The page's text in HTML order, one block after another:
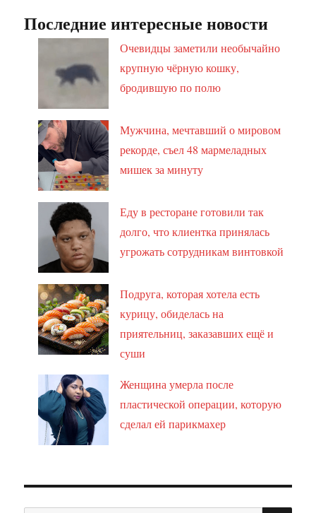
Последние интересные новости
Очевидцы заметили необычайно
крупную чёрную кошку,
бродившую по полю
Мужчина, мечтавший о мировом
рекорде, съел 48 мармеладных
мишек за минуту
Еду в ресторане готовили так
долго, что клиентка принялась
угрожать сотрудникам винтовкой
Подруга, которая хотела есть
курицу, обиделась на
приятельниц, заказавших ещё и
суши
Женщина умерла после
пластической операции, которую
сделал ей парикмахер